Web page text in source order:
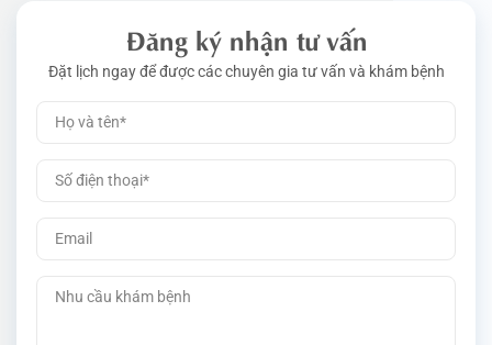
Đăng ký nhận tư vấn
Đặt lịch ngay để được các chuyên gia tư vấn và khám bệnh